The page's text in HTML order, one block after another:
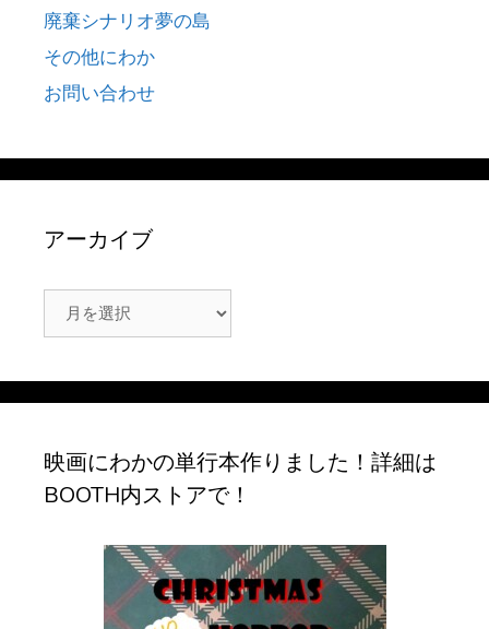
廃棄シナリオ夢の島
その他にわか
お問い合わせ
アーカイブ
ー
映画にわかの単行本作りました！詳細は
BOOTH内ストアで！